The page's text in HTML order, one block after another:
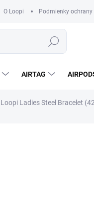
O Loopi Podmienky ochrany
Hľadať
AIRTAG
Loopi Ladies Steel Bracelet